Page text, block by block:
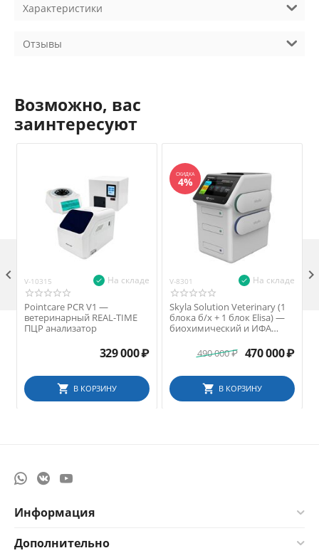
Характеристики
Отзывы
Возможно, вас
заинтересуют
V-10315 На складе
Pointcare PCR V1 —
ветеринарный REAL-TIME
ПЦР анализатор
329 000₽
В КОРЗИНУ
СКИДКА
4%
V-8301 На складе
Skyla Solution Veterinary (1
блока б/х + 1 блок Elisa) —
биохимический и ИФА
принадлежностями
490 000₽ 470 000₽
В КОРЗИНУ
 
Информация
Дополнительно